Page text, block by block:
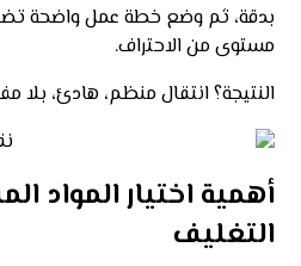
بدقة، ثم وضع خطة عمل واضحة
مستوى من الاحتراف.
النتيجة؟ انتقال منظم، هادئ، بلا
أهمية اختيار المواد
التغليف